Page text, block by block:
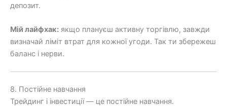
депозит.
Мій лайфхак: якщо плануєш активну торгівлю, завжди
визначай ліміт втрат для кожної угоди. Так ти збережеш
баланс і нерви.
8. Постійне навчання
Трейдинг і інвестиції — це постійне навчання.